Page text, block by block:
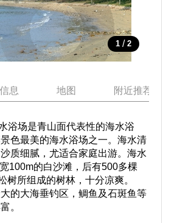
1 / 2
信息 地图 附近推荐景点
场是青山面代表性的海水浴
色最美的海水浴场之一。海水清
质细腻，尤适合家庭出游。海水
100m的白沙滩，后有500多棵
树所组成的树林，十分凉爽。
的大海垂钓区，鲷鱼及石斑鱼等
。